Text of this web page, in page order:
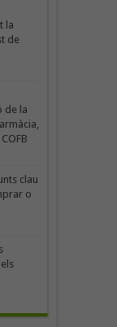
la
de
de la
clau
o